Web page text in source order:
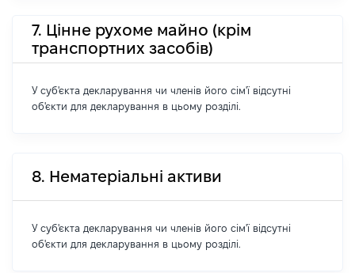
7. Цінне рухоме майно (крім
транспортних засобів)
У суб'єкта декларування чи членів його сім'ї відсутні
об'єкти для декларування в цьому розділі.
8. Нематеріальні активи
У суб'єкта декларування чи членів його сім'ї відсутні
об'єкти для декларування в цьому розділі.